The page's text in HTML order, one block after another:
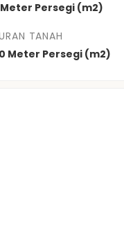
Persegi (m2)
TANAH
Meter Persegi (m2)